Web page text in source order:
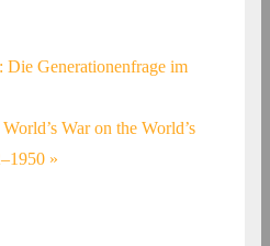
Die Generationenfrage im
War on the World’s
»